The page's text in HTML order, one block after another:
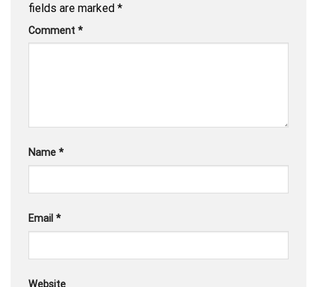
fields are marked *
Comment *
Name *
Email *
Website